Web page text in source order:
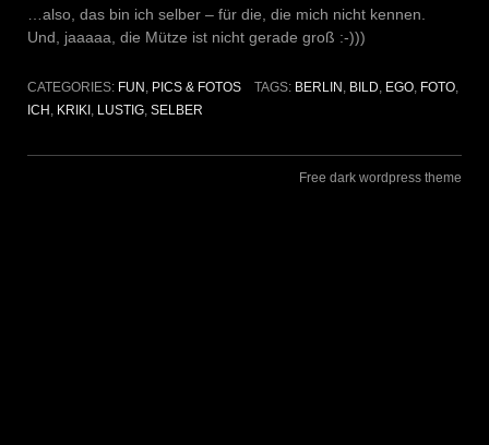
…also, das bin ich selber – für die, die mich nicht kennen.
Und, jaaaaa, die Mütze ist nicht gerade groß :-)))
CATEGORIES: FUN PICS & FOTOS TAGS: BERLIN BILD EGO, FOTO,
ICH KRIKI LUSTIG SELBER
Free dark wordpress theme